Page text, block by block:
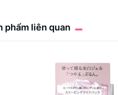
phẩm liên quan